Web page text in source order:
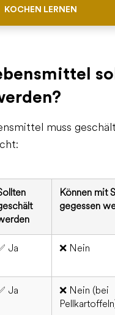
KOCHEN LERNEN
muss
Können mit
gegessen
Ja ❌ Nein
Ja
❌ Nein (bei